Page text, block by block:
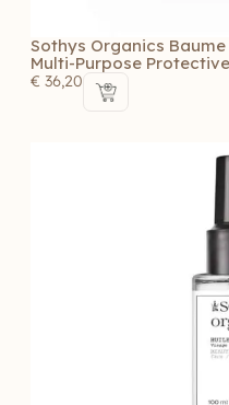
Sothys Organics
Multi-Purpose
€ 36,20